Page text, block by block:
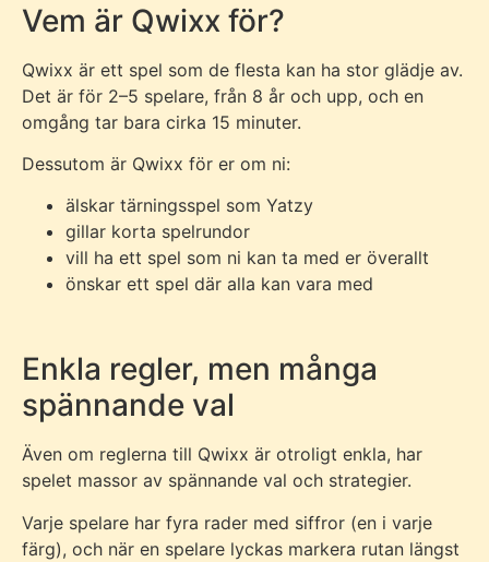
Vem är Qwixx för?
Qwixx är ett spel som de flesta kan ha stor glädje av.
Det är för 2–5 spelare, från 8 år och upp, och en
omgång tar bara cirka 15 minuter.
Dessutom är Qwixx för er om ni:
älskar tärningsspel som Yatzy
gillar korta spelrundor
vill ha ett spel som ni kan ta med er överallt
önskar ett spel där alla kan vara med
Enkla regler, men många
spännande val
Även om reglerna till Qwixx är otroligt enkla, har
spelet massor av spännande val och strategier.
Varje spelare har fyra rader med siffror (en i varje
färg), och när en spelare lyckas markera rutan längst